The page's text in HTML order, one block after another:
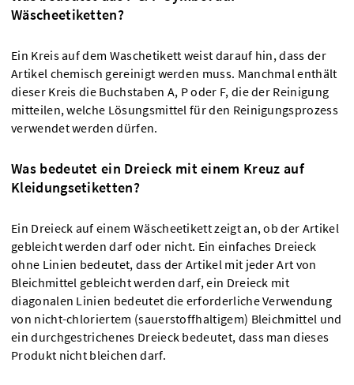
Wäscheetiketten?
Ein Kreis auf dem Waschetikett weist darauf hin, dass der
Artikel chemisch gereinigt werden muss. Manchmal enthält
dieser Kreis die Buchstaben A, P oder F, die der Reinigung
mitteilen, welche Lösungsmittel für den Reinigungsprozess
verwendet werden dürfen.
Was bedeutet ein Dreieck mit einem Kreuz auf
Kleidungsetiketten?
Ein Dreieck auf einem Wäscheetikett zeigt an, ob der Artikel
gebleicht werden darf oder nicht. Ein einfaches Dreieck
ohne Linien bedeutet, dass der Artikel mit jeder Art von
Bleichmittel gebleicht werden darf, ein Dreieck mit
diagonalen Linien bedeutet die erforderliche Verwendung
von nicht-chloriertem (sauerstoffhaltigem) Bleichmittel und
ein durchgestrichenes Dreieck bedeutet, dass man dieses
Produkt nicht bleichen darf.